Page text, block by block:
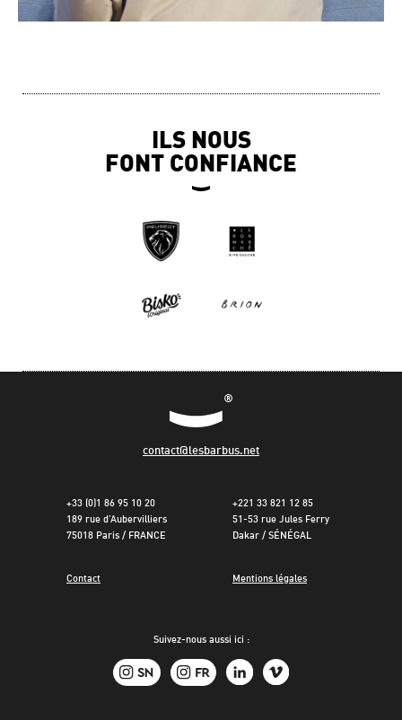
ILS NOUS
FONT CONFIANCE
contact@lesbarbus.net
+33 (0)1 86 95 10 20
189 rue d’Aubervilliers
75018 Paris / FRANCE
+221 33 821 12 85
51-53 rue Jules Ferry
Dakar / SÉNÉGAL
Contact Mentions légales
Suivez-nous aussi ici :